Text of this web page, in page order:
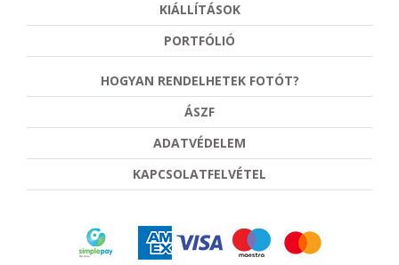
KIÁLLÍTÁSOK
PORTFÓLIÓ
HOGYAN RENDELHETEK FOTÓT?
ÁSZF
ADATVÉDELEM
KAPCSOLATFELVÉTEL